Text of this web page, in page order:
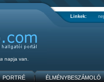
Linkek:
napja van.
PORTRÉ ÉLMÉNYBESZÁMOLÓ